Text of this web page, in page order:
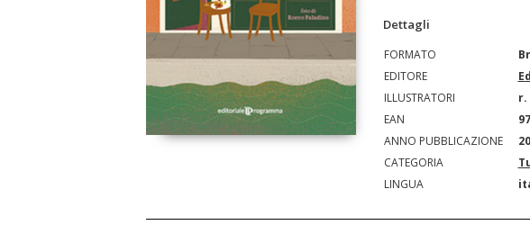
Dettagli
FORMATO
EDITORE
ILLUSTRATORI
r.
EAN
ANNO PUBBLICAZIONE
CATEGORIA
LINGUA